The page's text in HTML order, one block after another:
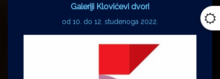
Galeriji Klovićevi dvori
od 10. do 12. studenoga 2022.